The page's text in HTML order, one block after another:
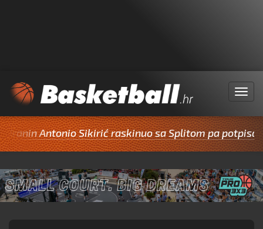
Menu
Antonio Sikirić raskinuo sa Splitom pa potpisao za